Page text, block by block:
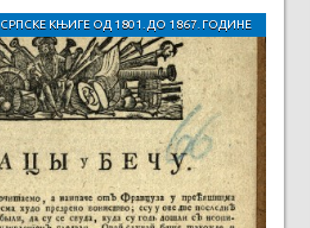
СРПСКЕ КЊИГЕ ОД 1801. ДО 1867. ГОДИНЕ